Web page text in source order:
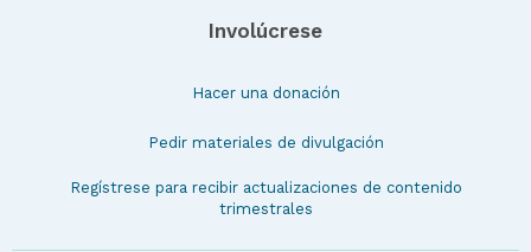
Involúcrese
Hacer una donación
Pedir materiales de divulgación
Regístrese para recibir actualizaciones de contenido
trimestrales